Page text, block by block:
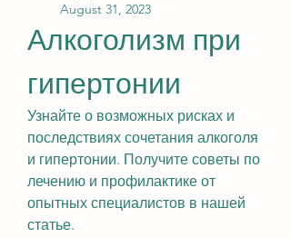
August 31, 2023
Алкоголизм при
гипертонии
Узнайте о возможных рисках и
последствиях сочетания алкоголя
и гипертонии. Получите советы по
лечению и профилактике от
опытных специалистов в нашей
статье.